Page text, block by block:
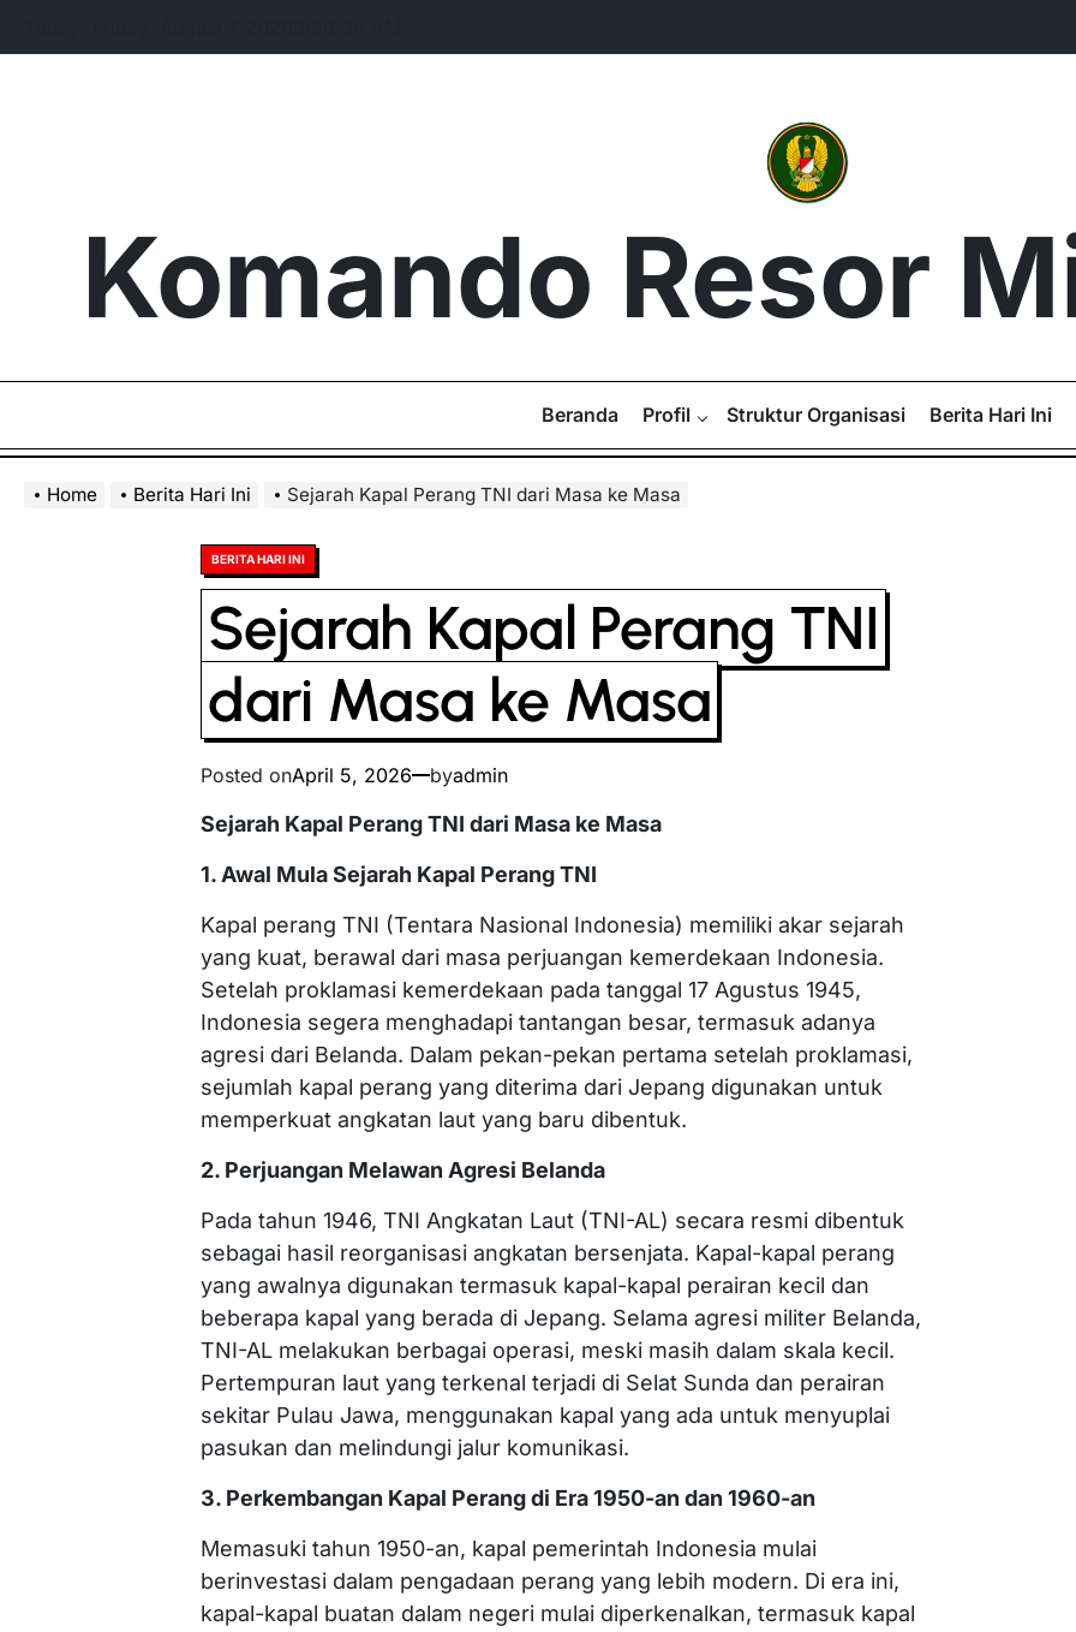
Komando Resor
Beranda Profil Struktur Organisasi Berita Hari Ini
Home Berita Hari Ini Sejarah Kapal Perang TNI dari Masa ke Masa
Posted
in
BERITA HARI INI
Sejarah Kapal Perang TNI
dari Masa ke Masa
Posted onApril 5, 2026 byadmin
Sejarah Kapal Perang TNI dari Masa ke Masa
1. Awal Mula Sejarah Kapal Perang TNI
Kapal perang TNI (Tentara Nasional Indonesia) memiliki akar sejarah
yang kuat, berawal dari masa perjuangan kemerdekaan Indonesia.
Setelah proklamasi kemerdekaan pada tanggal 17 Agustus 1945,
Indonesia segera menghadapi tantangan besar, termasuk adanya
agresi dari Belanda. Dalam pekan-pekan pertama setelah proklamasi,
sejumlah kapal perang yang diterima dari Jepang digunakan untuk
memperkuat angkatan laut yang baru dibentuk.
2. Perjuangan Melawan Agresi Belanda
Pada tahun 1946, TNI Angkatan Laut (TNI-AL) secara resmi dibentuk
sebagai hasil reorganisasi angkatan bersenjata. Kapal-kapal perang
yang awalnya digunakan termasuk kapal-kapal perairan kecil dan
beberapa kapal yang berada di Jepang. Selama agresi militer Belanda,
TNI-AL melakukan berbagai operasi, meski masih dalam skala kecil.
Pertempuran laut yang terkenal terjadi di Selat Sunda dan perairan
sekitar Pulau Jawa, menggunakan kapal yang ada untuk menyuplai
pasukan dan melindungi jalur komunikasi.
3. Perkembangan Kapal Perang di Era 1950-an dan 1960-an
Memasuki tahun 1950-an, kapal pemerintah Indonesia mulai
berinvestasi dalam pengadaan perang yang lebih modern. Di era ini,
kapal-kapal buatan dalam negeri mulai diperkenalkan, termasuk kapal